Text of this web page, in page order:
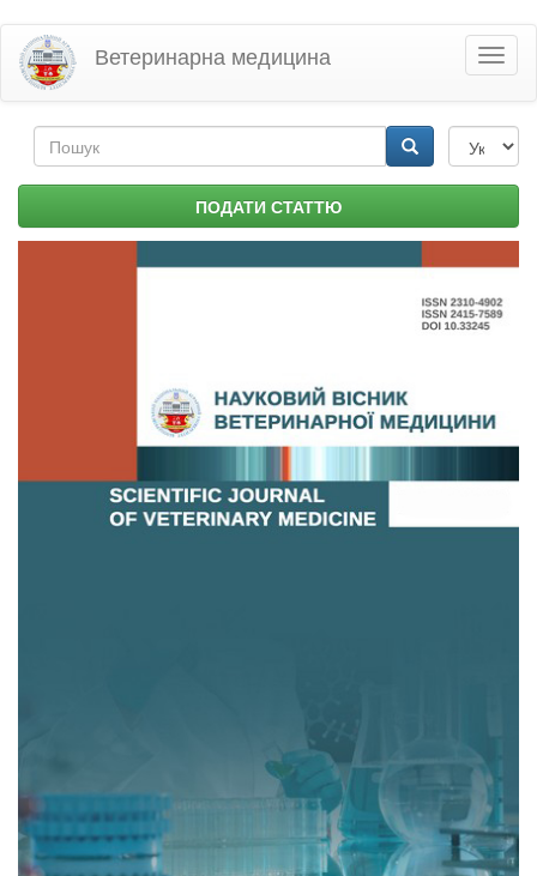
Перейти
основного
матеріалу
Ветеринарна медицина
Пошукова
форма ПОДАТИ СТАТТЮ